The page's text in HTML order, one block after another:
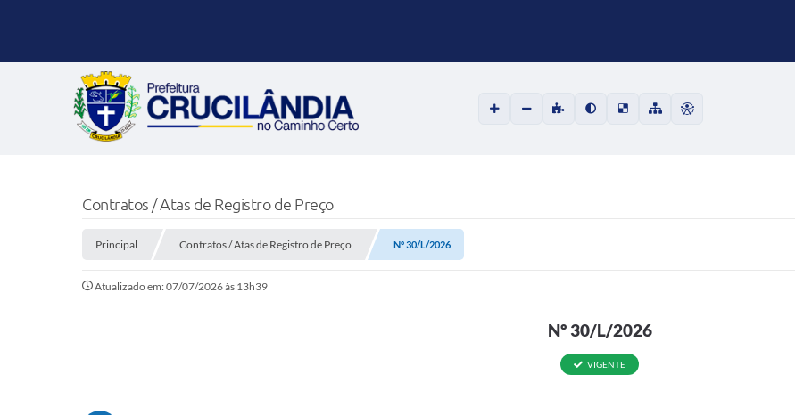
Contratos / Atas de Registro de Preço
Principal Contratos / Atas de Registro de Preço Nº 30/L/2026
Atualizado em: 07/07/2026 às 13h39
Nº 30/L/2026
VIGENTE